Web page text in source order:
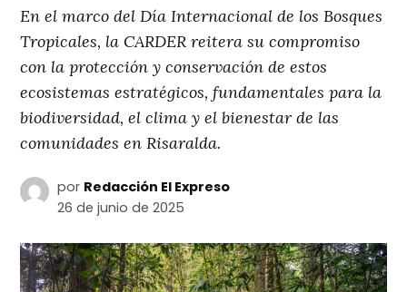
En el marco del Día Internacional de los Bosques
Tropicales, la CARDER reitera su compromiso
con la protección y conservación de estos
ecosistemas estratégicos, fundamentales para la
biodiversidad, el clima y el bienestar de las
comunidades en Risaralda.
por Redacción El Expreso
26 de junio de 2025